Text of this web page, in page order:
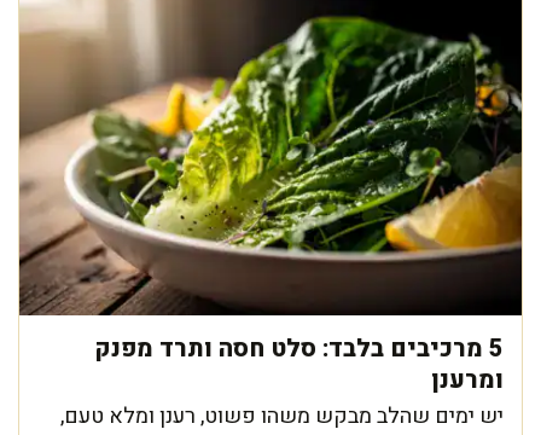
5 מרכיבים בלבד: סלט חסה ותרד מפנק
ומרענן
יש ימים שהלב מבקש משהו פשוט, רענן ומלא טעם,